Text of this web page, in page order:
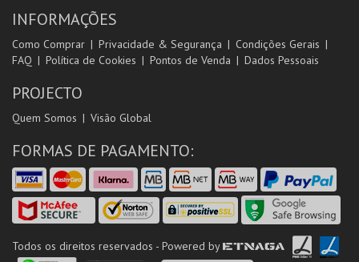
INFORMAÇÕES
Como Comprar Privacidade & Segurança
Condições Gerais
FAQ
Política de Cookies Pontos de Venda Dados Pessoais
PROJECTO
Quem Somos Visão Global
FORMAS DE PAGAMENTO:
Todos os direitos reservados - Powered by ETNAGA